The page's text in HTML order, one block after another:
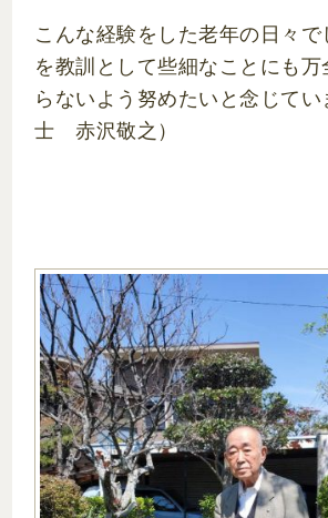
こんな経験をした老年の日々
を教訓として些細なことにも万
らないよう努めたいと念じてい
士 赤沢敬之）